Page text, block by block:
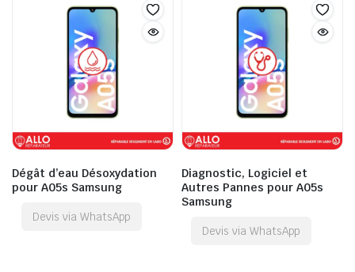
Dégât d’eau Désoxydation
pour A05s Samsung
Devis via WhatsApp
Diagnostic, Logiciel et
Autres Pannes pour A05s
Samsung
Devis via WhatsApp